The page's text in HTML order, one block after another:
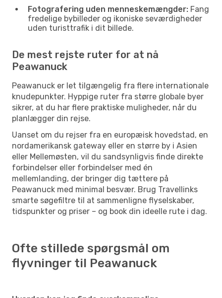
Fotografering uden menneskemængder: Fang
fredelige bybilleder og ikoniske seværdigheder
uden turisttrafik i dit billede.
De mest rejste ruter for at nå
Peawanuck
Peawanuck er let tilgængelig fra flere internationale
knudepunkter. Hyppige ruter fra større globale byer
sikrer, at du har flere praktiske muligheder, når du
planlægger din rejse.
Uanset om du rejser fra en europæisk hovedstad, en
nordamerikansk gateway eller en større by i Asien
eller Mellemøsten, vil du sandsynligvis finde direkte
forbindelser eller forbindelser med én
mellemlanding, der bringer dig tættere på
Peawanuck med minimal besvær. Brug Travellinks
smarte søgefiltre til at sammenligne flyselskaber,
tidspunkter og priser – og book din ideelle rute i dag.
Ofte stillede spørgsmål om
flyvninger til Peawanuck